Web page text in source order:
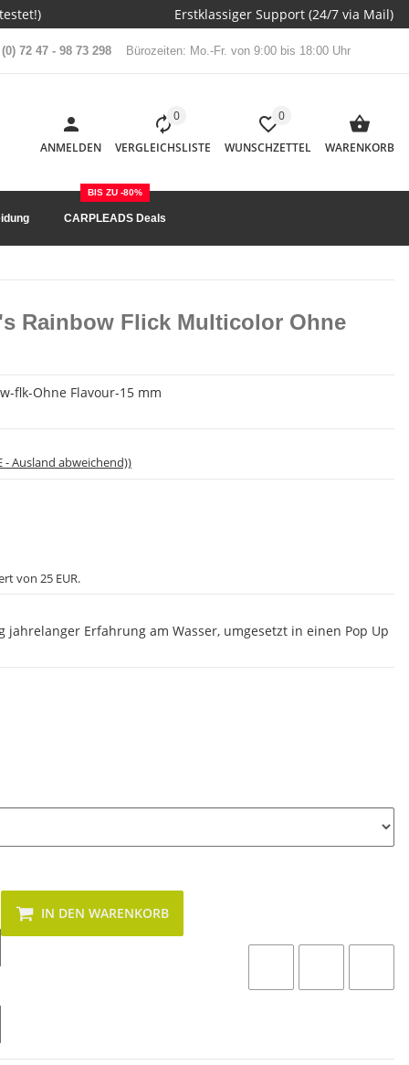
Erstklassiger Support (24/7 via Mail)
72 47 - 98 73 298 Bürozeiten: Mo.-Fr. von 9:00 bis 18:00 Uhr
ANMELDEN
0
VERGLEICHSLISTE
0
WUNSCHZETTEL WARENKORB
CARPLEADS Deals
BIS ZU -80%
Rainbow Flick Multicolor Ohne
flk-Ohne Flavour-15 mm
- Ausland abweichend))
von 25 EUR.
Erfahrung am Wasser, umgesetzt in einen Pop Up
IN DEN WARENKORB